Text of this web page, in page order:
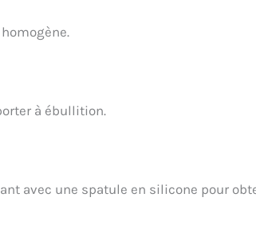
à ébullition.
avec une spatule en silicone pour